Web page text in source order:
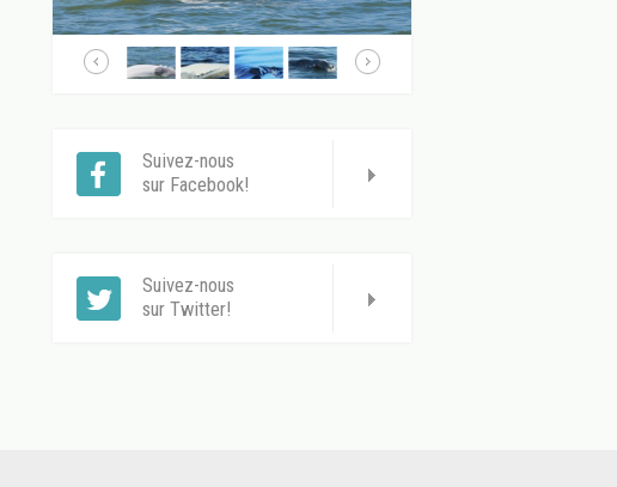
Suivez-nous
sur Facebook!
Suivez-nous
sur Twitter!